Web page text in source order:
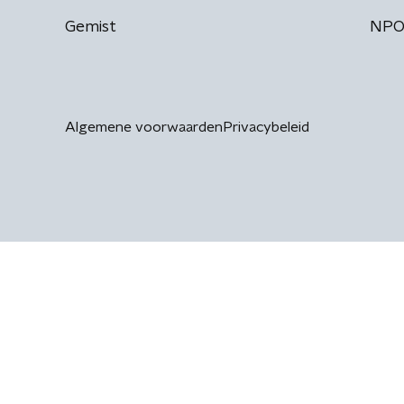
Gemist
Algemene voorwaarden Privacybeleid